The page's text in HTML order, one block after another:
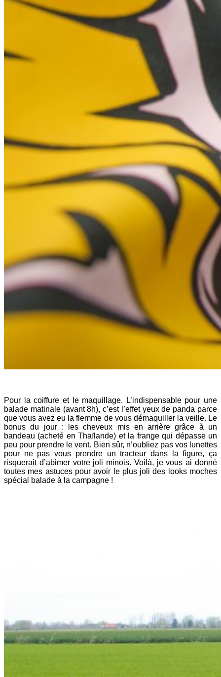
Pour la coiffure et le maquillage. L’indispensable pour une
balade matinale (avant 8h), c’est l’effet yeux de panda parce
que vous avez eu la flemme de vous démaquiller la veille. Le
bonus du jour : les cheveux mis en arrière grâce à un
bandeau (acheté en Thaïlande) et la frange qui dépasse un
peu pour prendre le vent. Bien sûr, n’oubliez pas vos lunettes
pour ne pas vous prendre un tracteur dans la figure, ça
risquerait d’abimer votre joli minois. Voilà, je vous ai donné
toutes mes astuces pour avoir le plus joli des looks moches
spécial balade à la campagne !